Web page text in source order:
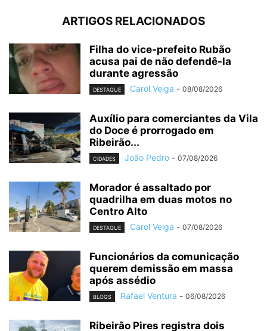
ARTIGOS RELACIONADOS
Filha do vice-prefeito Rubão
acusa pai de não defendê-la
durante agressão
DESTAQUE Carol Veiga - 08/08/2026
Auxílio para comerciantes da Vila
do Doce é prorrogado em
Ribeirão...
CIDADES João Pedro - 07/08/2026
Morador é assaltado por
quadrilha em duas motos no
Centro Alto
DESTAQUE Carol Veiga - 07/08/2026
Funcionários da comunicação
querem demissão em massa
após assédio
BLOGS Rafael Ventura - 06/08/2026
Ribeirão Pires registra dois